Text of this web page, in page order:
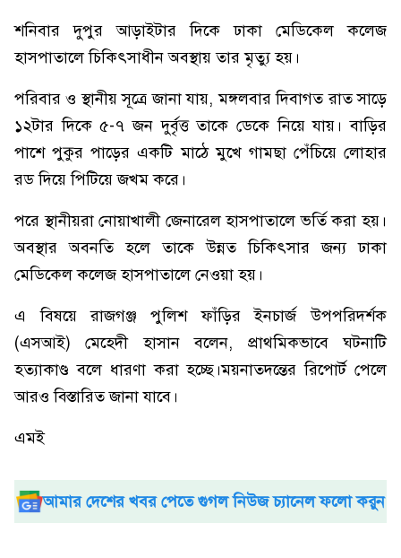
শনিবার দুপুর আড়াইটার দিকে ঢাকা মেডিকেল কলেজ
হাসপাতালে চিকিৎসাধীন অবস্থায় তার মৃত্যু হয়।
পরিবার ও স্থানীয় সূত্রে জানা যায়, মঙ্গলবার দিবাগত রাত সাড়ে
১২টার দিকে ৫-৭ জন দুর্বৃত্ত তাকে ডেকে নিয়ে যায়। বাড়ির
পাশে পুকুর পাড়ের একটি মাঠে মুখে গামছা পেঁচিয়ে লোহার
রড দিয়ে পিটিয়ে জখম করে।
পরে স্থানীয়রা নোয়াখালী জেনারেল হাসপাতালে ভর্তি করা হয়।
অবস্থার অবনতি হলে তাকে উন্নত চিকিৎসার জন্য ঢাকা
মেডিকেল কলেজ হাসপাতালে নেওয়া হয়।
এ বিষয়ে রাজগঞ্জ পুলিশ ফাঁড়ির ইনচার্জ উপপরিদর্শক
(এসআই) মেহেদী হাসান বলেন, প্রাথমিকভাবে ঘটনাটি
হত্যাকাণ্ড বলে ধারণা করা হচ্ছে।ময়নাতদন্তের রিপোর্ট পেলে
আরও বিস্তারিত জানা যাবে।
এমই
আমার দেশের খবর পেতে গুগল নিউজ চ্যানেল ফলো করুন